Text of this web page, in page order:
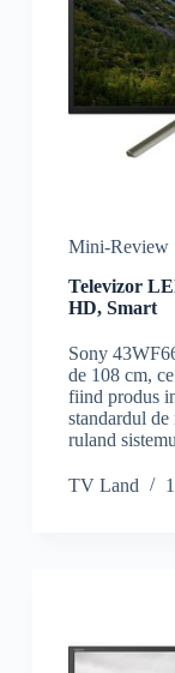
Mini-Review
Televizor
HD, Smart
Sony
de 108 cm,
fiind produs
standardul
ruland
TV Land